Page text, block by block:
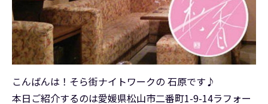
こんばんは！そら街ナイトワークの 石原です♪
本日ご紹介するのは愛媛県松山市二番町1-9-14ラフォー